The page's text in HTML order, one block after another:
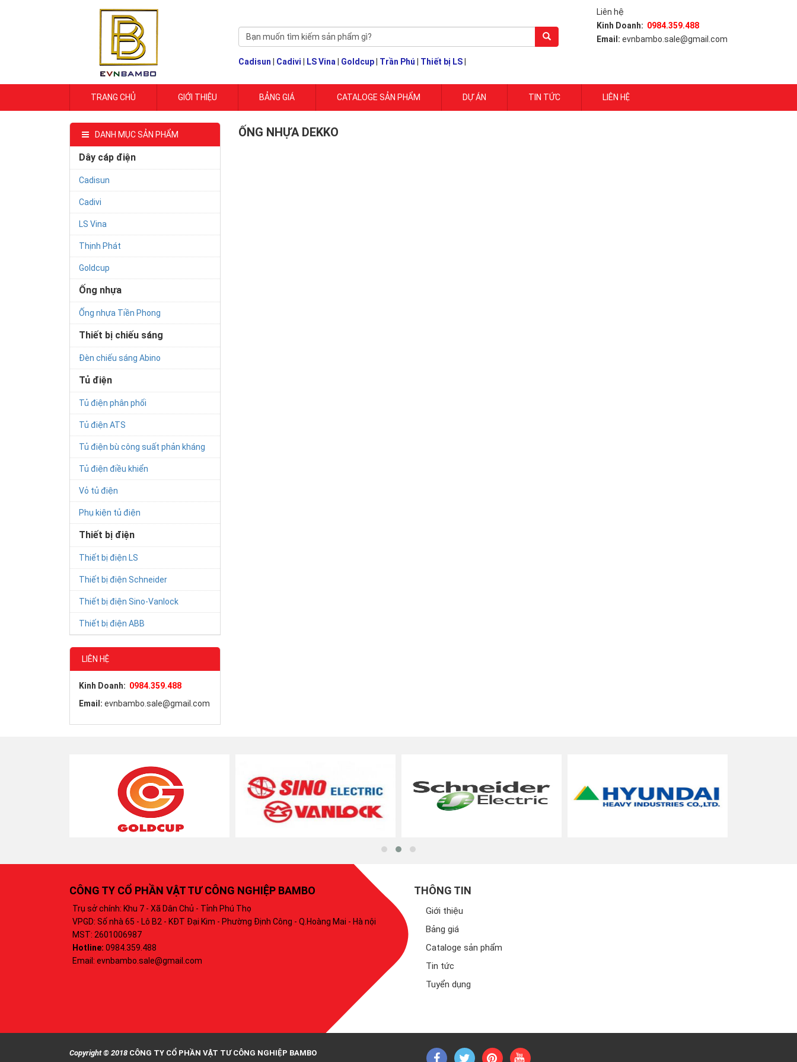
Cadisun Cadivi LS Vina Goldcup Trần Phú Thiết bị LS
Liên hệ
Kinh Doanh: 0984.359.488
Email: evnbambo.sale@gmail.com
TRANG CHỦ GIỚI THIỆU BẢNG GIÁ CATALOGE SẢN PHẨM DỰ ÁN TIN TỨC LIÊN HỆ
ỐNG NHỰA DEKKO
DANH MỤC SẢN PHẨM
Dây cáp điện
Cadisun
Cadivi
LS Vina
Thịnh Phát
Goldcup
Ống nhựa
Ống nhựa Tiền Phong
Thiết bị chiếu sáng
Đèn chiếu sáng Abino
Tủ điện
Tủ điện phân phối
Tủ điện ATS
Tủ điện bù công suất phản kháng
Tủ điện điều khiển
Vỏ tủ điện
Phụ kiện tủ điện
Thiết bị điện
Thiết bị điện LS
Thiết bị điện Schneider
Thiết bị điện Sino-Vanlock
Thiết bị điện ABB
LIÊN HỆ
Kinh Doanh: 0984.359.488
Email: evnbambo.sale@gmail.com
CÔNG TY CỔ PHẦN VẬT TƯ CÔNG NGHIỆP BAMBO
Trụ sở chính: Khu 7 - Xã Dân Chủ - Tỉnh Phú Thọ
VPGD: Số nhà 65 - Lô B2 - KĐT Đại Kim - Phường Định Công - Q.Hoàng Mai - Hà nội
MST: 2601006987
Hotline: 0984.359.488‬
Email: evnbambo.sale@gmail.com
THÔNG TIN
Giới thiệu
Bảng giá
Cataloge sản phẩm
Tin tức
Tuyển dụng
Copyright © 2018 CÔNG TY CỔ PHẦN VẬT TƯ CÔNG NGHIỆP BAMBO